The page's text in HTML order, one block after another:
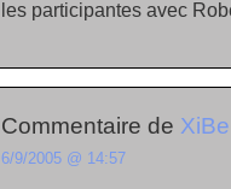
les participantes avec
Commentaire de XiBe
6/9/2005 @ 14:57